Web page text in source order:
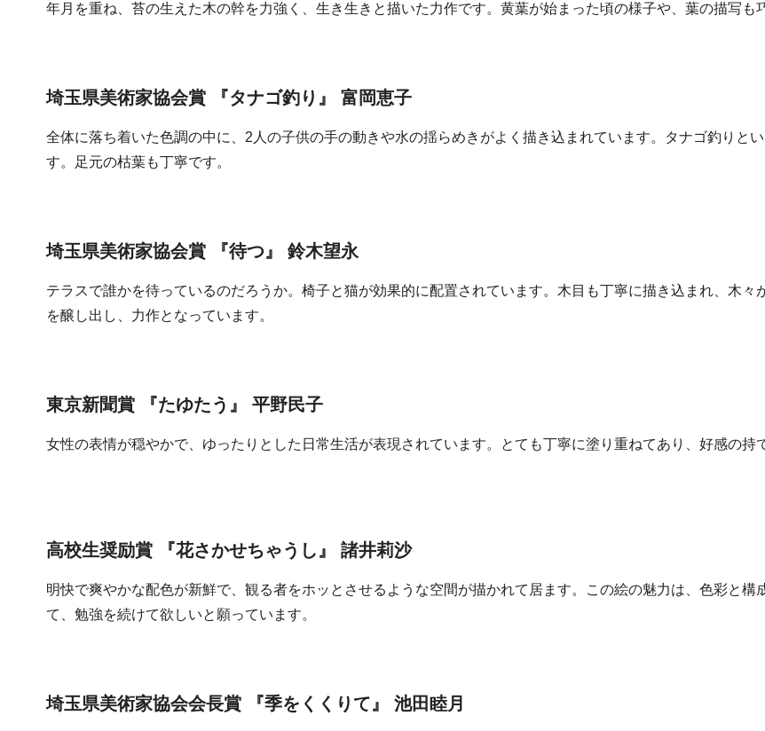
年月を重ね、苔の生えた木の幹を力強く、生き生きと描いた力作です。黄葉が始まった頃の様子や、葉の描写も
埼玉県美術家協会賞 『タナゴ釣り』 富岡恵子
全体に落ち着いた色調の中に、2人の子供の手の動きや水の揺らめきがよく描き込まれています。タナゴ釣りと
す。足元の枯葉も丁寧です。
埼玉県美術家協会賞 『待つ』 鈴木望永
テラスで誰かを待っているのだろうか。椅子と猫が効果的に配置されています。木目も丁寧に描き込まれ、木
を醸し出し、力作となっています。
東京新聞賞 『たゆたう』 平野民子
女性の表情が穏やかで、ゆったりとした日常生活が表現されています。とても丁寧に塗り重ねてあり、好感の持
高校生奨励賞 『花さかせちゃうし』 諸井莉沙
明快で爽やかな配色が新鮮で、観る者をホッとさせるような空間が描かれて居ます。この絵の魅力は、色彩と
て、勉強を続けて欲しいと願っています。
埼玉県美術家協会会長賞 『季をくくりて』 池田睦月